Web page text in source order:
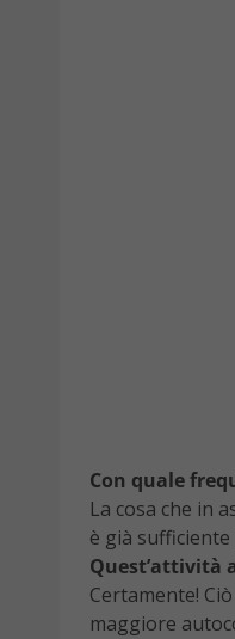
Con quale
La cosa che in
è già
Quest’attività
Certamente!
maggiore